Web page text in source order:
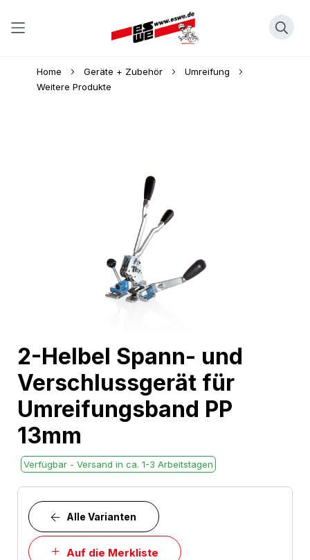
Home Geräte + Zubehör
Umreifung
Weitere Produkte
to
the
beginning
of
the
images
gallery
2-Helbel Spann- und
Verschlussgerät für
Umreifungsband PP
13mm
Verfügbar - Versand in ca. 1-3 Arbeitstagen
Auf die Merkliste
Alle Varianten